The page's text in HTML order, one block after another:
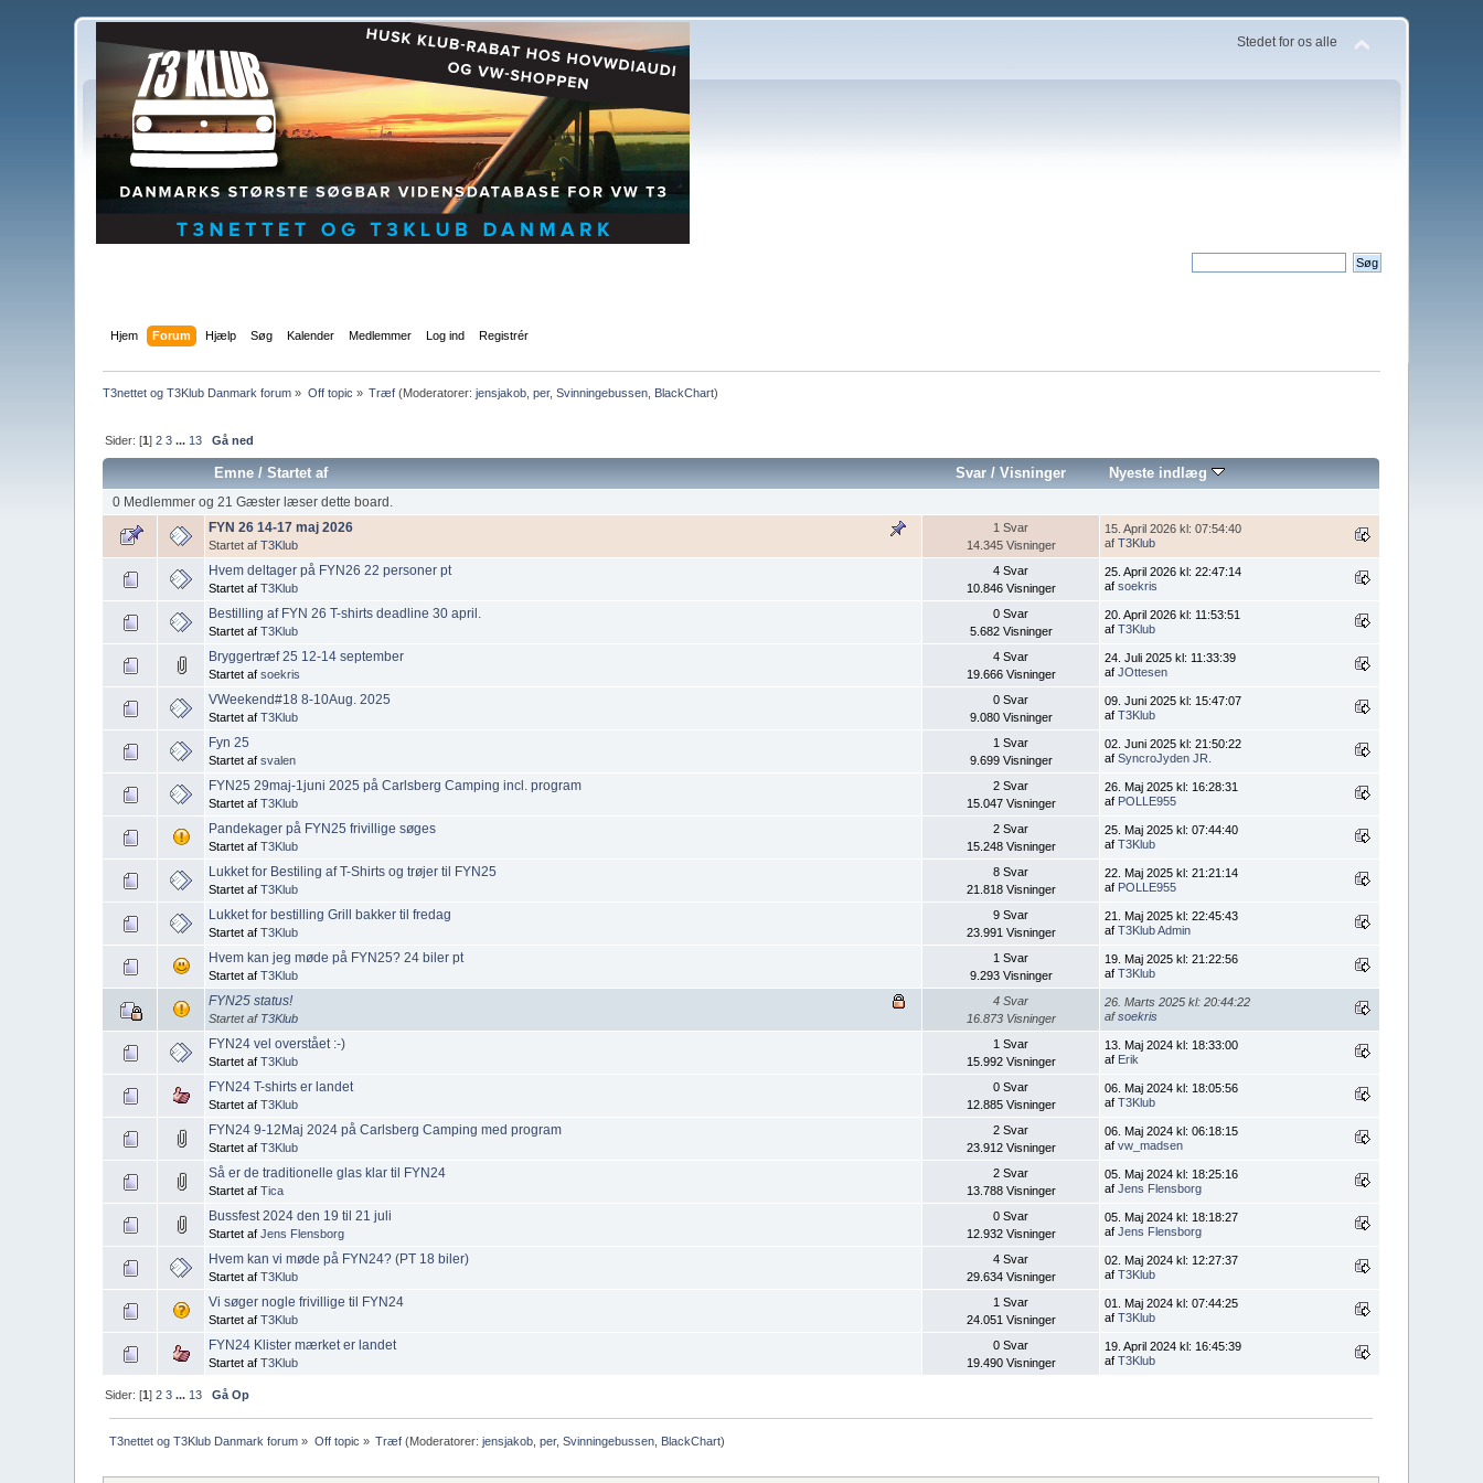
Stedet for os alle
Hjem Forum Hjælp Søg Kalender Medlemmer Log ind Registrér
T3nettet og T3Klub Danmark forum » Off topic » Træf (Moderatorer:jensjakob ,per,Svinningebussen BlackChart)
Sider: [1]2 3 ... 13 Gå ned
Emne /Startet af Svar/ Visninger Nyeste indlæg
0 Medlemmer og 21 Gæster læser dette board.
FYN 26 14-17 maj 2026
Startet afT3Klub
1 Svar
14.345 Visninger
15. April 2026 kl: 07:54:40
afT3Klub
Hvem deltager på FYN26 22 personer pt
Startet afT3Klub
4 Svar
10.846 Visninger
25. April 2026 kl: 22:47:14
afsoekris
Bestilling af FYN 26 T-shirts deadline 30 april.
Startet afT3Klub
0 Svar
5.682 Visninger
20. April 2026 kl: 11:53:51
afT3Klub
Bryggertræf 25 12-14 september
Startet afsoekris
4 Svar
19.666 Visninger
24. Juli 2025 kl: 11:33:39
afJOttesen
VWeekend#18 8-10Aug. 2025
Startet afT3Klub
0 Svar
9.080 Visninger
09. Juni 2025 kl: 15:47:07
afT3Klub
Fyn 25
Startet afsvalen
1 Svar
9.699 Visninger
02. Juni 2025 kl: 21:50:22
afSyncroJyden JR.
FYN25 29maj-1juni 2025 på Carlsberg Camping incl. program
Startet afT3Klub
2 Svar
15.047 Visninger
26. Maj 2025 kl: 16:28:31
af POLLE955
Pandekager på FYN25 frivillige søges
Startet afT3Klub
2 Svar
15.248 Visninger
25. Maj 2025 kl: 07:44:40
afT3Klub
Lukket for Bestiling af T-Shirts og trøjer til FYN25
Startet afT3Klub
8 Svar
21.818 Visninger
22. Maj 2025 kl: 21:21:14
af POLLE955
Lukket for bestilling Grill bakker til fredag
Startet afT3Klub
9 Svar
23.991 Visninger
21. Maj 2025 kl: 22:45:43
afT3Klub Admin
Hvem kan jeg møde på FYN25? 24 biler pt
Startet afT3Klub
1 Svar
9.293 Visninger
19. Maj 2025 kl: 21:22:56
afT3Klub
FYN25 status!
Startet af T3Klub
4 Svar
16.873 Visninger
26. Marts 2025 kl: 20:44:22
afsoekris
FYN24 vel overstået :-)
Startet afT3Klub
1 Svar
15.992 Visninger
13. Maj 2024 kl: 18:33:00
af Erik
FYN24 T-shirts er landet
Startet afT3Klub
0 Svar
12.885 Visninger
06. Maj 2024 kl: 18:05:56
afT3Klub
FYN24 9-12Maj 2024 på Carlsberg Camping med program
Startet afT3Klub
2 Svar
23.912 Visninger
06. Maj 2024 kl: 06:18:15
afvw_madsen
Så er de traditionelle glas klar til FYN24
Startet afTica
2 Svar
13.788 Visninger
05. Maj 2024 kl: 18:25:16
afJens Flensborg
Bussfest 2024 den 19 til 21 juli
Startet afJens Flensborg
0 Svar
12.932 Visninger
05. Maj 2024 kl: 18:18:27
afJens Flensborg
Hvem kan vi møde på FYN24? (PT 18 biler)
Startet afT3Klub
4 Svar
29.634 Visninger
02. Maj 2024 kl: 12:27:37
afT3Klub
Vi søger nogle frivillige til FYN24
Startet afT3Klub
1 Svar
24.051 Visninger
01. Maj 2024 kl: 07:44:25
afT3Klub
FYN24 Klister mærket er landet
Startet afT3Klub
0 Svar
19.490 Visninger
19. April 2024 kl: 16:45:39
afT3Klub
Sider: [1]2 3 ... 13 Gå Op
T3nettet og T3Klub Danmark forum » Off topic » Træf (Moderatorer:jensjakob ,per,Svinningebussen BlackChart)